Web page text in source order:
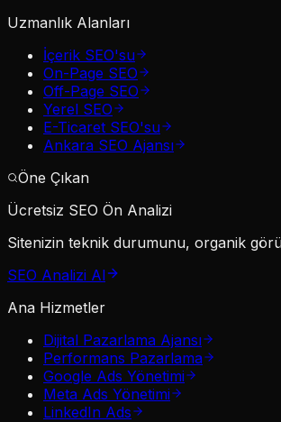
Uzmanlık Alanları
İçerik SEO'su
On-Page SEO
Off-Page SEO
Yerel SEO
E-Ticaret SEO'su
Ankara SEO Ajansı
Öne Çıkan
Ücretsiz SEO Ön Analizi
Sitenizin teknik durumunu, organik
SEO Analizi Al
Ana Hizmetler
Dijital Pazarlama Ajansı
Performans Pazarlama
Google Ads Yönetimi
Meta Ads Yönetimi
LinkedIn Ads